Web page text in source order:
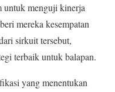
untuk menguji kinerja
mereka kesempatan
sirkuit tersebut,
terbaik untuk balapan.
yang menentukan